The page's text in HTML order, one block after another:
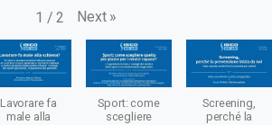
1 / 2 Next »
Lavorare fa
male alla
Sport: come
scegliere
Screening,
perché la